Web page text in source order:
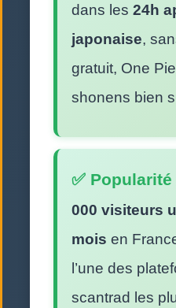
dans les 24h
japonaise,
gratuit, One
shonens bien
✅ Popularité
000 visiteurs
mois en
l’une des
scantrad les